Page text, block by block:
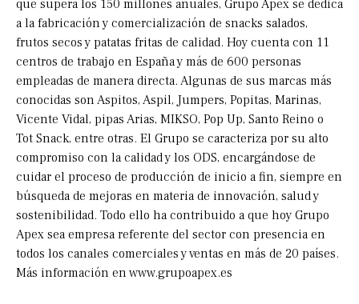
que supera los 150 millones anuales, Grupo Apex se dedica
a la fabricación y comercialización de snacks salados,
frutos secos y patatas fritas de calidad. Hoy cuenta con 11
centros de trabajo en España y más de 600 personas
empleadas de manera directa. Algunas de sus marcas más
conocidas son Aspitos, Aspil, Jumpers, Popitas, Marinas,
Vicente Vidal, pipas Arias, MIKSO, Pop Up, Santo Reino o
Tot Snack, entre otras. El Grupo se caracteriza por su alto
compromiso con la calidad y los ODS, encargándose de
cuidar el proceso de producción de inicio a fin, siempre en
búsqueda de mejoras en materia de innovación, salud y
sostenibilidad. Todo ello ha contribuido a que hoy Grupo
Apex sea empresa referente del sector con presencia en
todos los canales comerciales y ventas en más de 20 países.
Más información en www.grupoapex.es